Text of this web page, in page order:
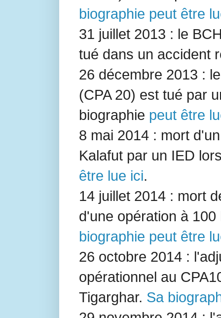
biographie peut être
31 juillet 2013 : le
tué dans un accident
26 décembre 2013 :
(CPA 20) est tué par
biographie peut être
8 mai 2014 : mort
Kalafut par un IED
être lue ici.
14 juillet 2014 : mort
d'une opération à
biographie peut être
26 octobre 2014 :
opérationnel au
Tigarghar. Sa